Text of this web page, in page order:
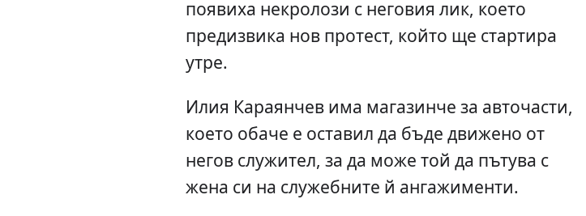
появиха некролози с неговия лик, което
предизвика нов протест, който ще стартира
утре.
Илия Караянчев има магазинче за авточасти,
което обаче е оставил да бъде движено от
негов служител, за да може той да пътува с
жена си на служебните й ангажименти.